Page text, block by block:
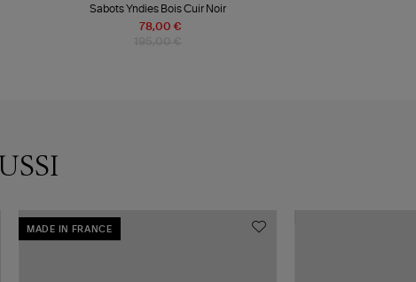
78,00 €
Sabots Yndies Bois Cuir Noir
MADE IN FRANCE